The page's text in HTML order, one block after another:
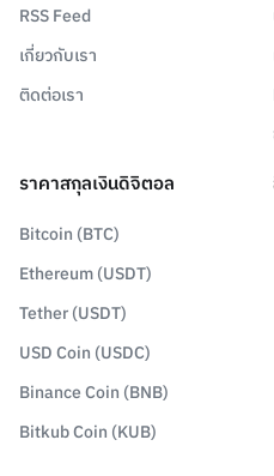
RSS Feed
เกี่ยวกับเรา
ติดต่อเรา
ราคาสกุลเงินดิจิตอล
Bitcoin (BTC)
Ethereum (USDT)
Tether (USDT)
USD Coin (USDC)
Binance Coin (BNB)
Bitkub Coin (KUB)